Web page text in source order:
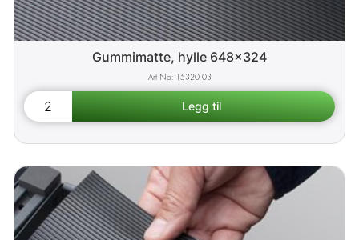
Gummimatte, hylle 648x324
15320-03